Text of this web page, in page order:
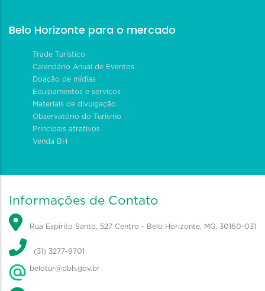
Belo Horizonte para o mercado
Trade Turístico
Calendário Anual de Eventos
Doação de mídias
Equipamentos e serviços
Materiais de divulgação
Observatório do Turismo
Principais atrativos
Venda BH
Informações de Contato
Rua Espírito Santo, 527 Centro - Belo Horizonte, MG, 30160-031
(31) 3277-9701
belotur@pbh.gov.br